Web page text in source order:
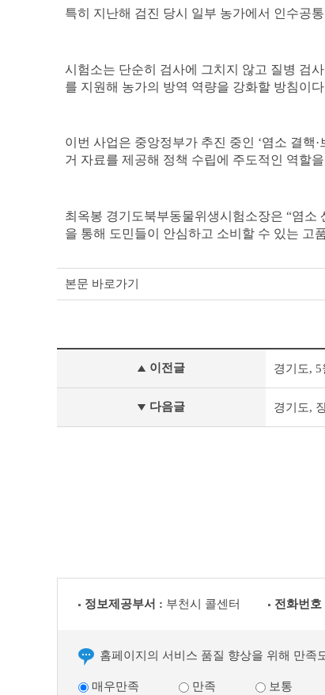
특히 지난해 검진 당시 일부 농가에서 인수공
시험소는 단순히 검사에 그치지 않고 질병 검
를 지원해 농가의 방역 역량을 강화할 방침이다
이번 사업은 중앙정부가 추진 중인 ‘염소 결핵·
거 자료를 제공해 정책 수립에 주도적인 역할
최옥봉 경기도북부동물위생시험소장은 “염소
을 통해 도민들이 안심하고 소비할 수 있는 고
본문 바로가기
자
전
이전글 경기도, 5
다음글 경기도,
정보제공부서 : 부천시 콜센터 전화번호
홈페이지의 서비스 품질 향상을 위해 만족
매우만족 만족 보통